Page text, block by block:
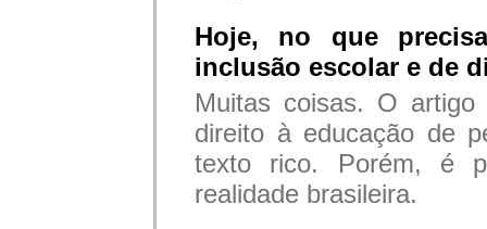
Hoje, no que
inclusão escolar e de
Muitas coisas. O
direito à educação de
texto rico. Porém, é
realidade brasileira.